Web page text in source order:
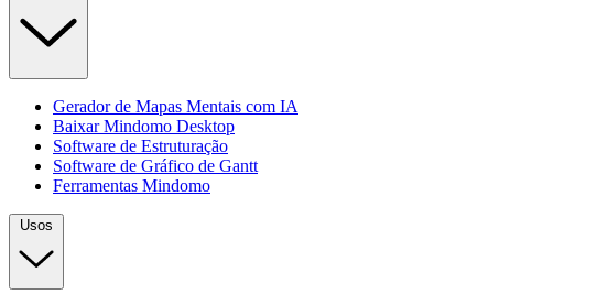
Gerador de Mapas Mentais com IA
Baixar Mindomo Desktop
Software de Estruturação
Software de Gráfico de Gantt
Ferramentas Mindomo
Usos